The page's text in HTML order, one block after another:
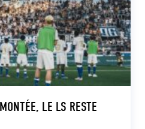
LE LS RESTE